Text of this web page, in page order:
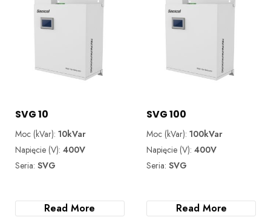
SVG 10
Moc (kVar): 10kVar
Napięcie (V): 400V
Seria: SVG
Read More
SVG 100
Moc (kVar):100kVar
Napięcie (V):400V
Seria:SVG
Read More